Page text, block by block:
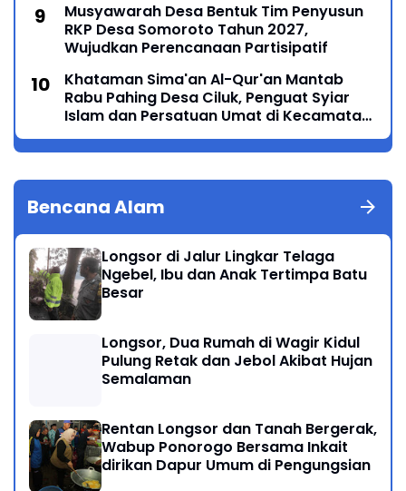
Musyawarah Desa Bentuk Tim Penyusun
RKP Desa Somoroto Tahun 2027,
Wujudkan Perencanaan Partisipatif
Khataman Sima'an Al-Qur'an Mantab
Rabu Pahing Desa Ciluk, Penguat Syiar
Islam dan Persatuan Umat di Kecamatan
Kauman
Bencana Alam
Longsor di Jalur Lingkar Telaga
Ngebel, Ibu dan Anak Tertimpa Batu
Besar
Longsor, Dua Rumah di Wagir Kidul
Pulung Retak dan Jebol Akibat Hujan
Semalaman
Rentan Longsor dan Tanah Bergerak,
Wabup Ponorogo Bersama Inkait
dirikan Dapur Umum di Pengungsian